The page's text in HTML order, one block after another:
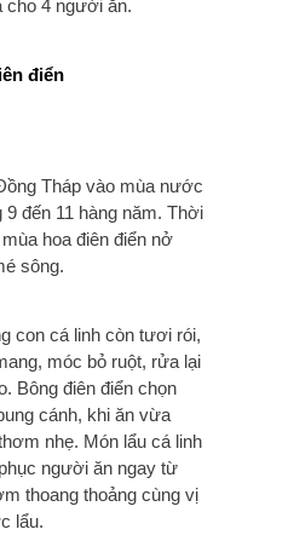
cho 4 người ăn.
điển
Tháp vào mùa nước
9 đến 11 hàng năm. Thời
hoa điên điển nở
sông.
con cá linh còn tươi rói,
móc bỏ ruột, rửa lại
Bông điên điển chọn
cánh, khi ăn vừa
nhẹ. Món lẩu cá linh
người ăn ngay từ
thoang thoảng cùng vị
lẩu.